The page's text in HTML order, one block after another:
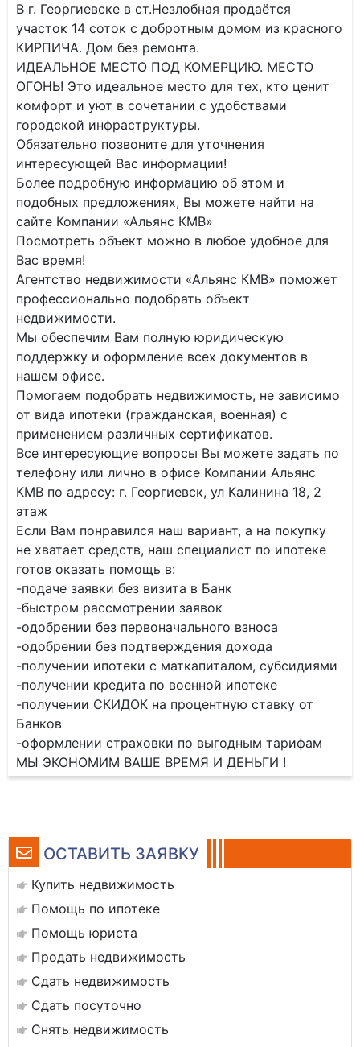
ОСТАВИТЬ ЗАЯВКУ
Купить недвижимость
Помощь по ипотеке
Помощь юриста
Продать недвижимость
Сдать недвижимость
Сдать посуточно
Снять недвижимость
В г. Георгиевске в ст.Незлобная продаётся
участок 14 соток с добротным домом из красного
КИРПИЧА. Дом без ремонта.
ИДЕАЛЬНОЕ МЕСТО ПОД КОМЕРЦИЮ. МЕСТО
ОГОНЬ! Это идеальное место для тех, кто ценит
комфорт и уют в сочетании с удобствами
городской инфраструктуры.
Обязательно позвоните для уточнения
интересующей Вас информации!
Более подробную информацию об этом и
подобных предложениях, Вы можете найти на
сайте Компании «Альянс КМВ»
Посмотреть объект можно в любое удобное для
Вас время!
Агентство недвижимости «Альянс КМВ» поможет
профессионально подобрать объект
недвижимости.
Мы обеспечим Вам полную юридическую
поддержку и оформление всех документов в
нашем офисе.
Помогаем подобрать недвижимость, не зависимо
от вида ипотеки (гражданская, военная) с
применением различных сертификатов.
Все интересующие вопросы Вы можете задать по
телефону или лично в офисе Компании Альянс
КМВ по адресу: г. Георгиевск, ул Калинина 18, 2
этаж
Если Вам понравился наш вариант, а на покупку
не хватает средств, наш специалист по ипотеке
готов оказать помощь в:
-подаче заявки без визита в Банк
-быстром рассмотрении заявок
-одобрении без первоначального взноса
-одобрении без подтверждения дохода
-получении ипотеки с маткапиталом, субсидиями
-получении кредита по военной ипотеке
-получении СКИДОК на процентную ставку от
Банков
-оформлении страховки по выгодным тарифам
МЫ ЭКОНОМИМ ВАШЕ ВРЕМЯ И ДЕНЬГИ !